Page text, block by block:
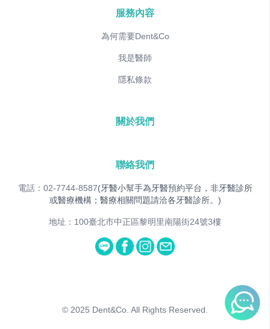
服務內容
為何需要Dent&Co
我是醫師
隱私條款
關於我們
聯絡我們
電話：02-7744-8587(牙醫小幫手為牙醫預約平台，非牙醫診所
或醫療機構；醫療相關問題請洽各牙醫診所。)
地址：100臺北市中正區黎明里南陽街24號3樓
© 2025 Dent&Co. All Rights Reserved.